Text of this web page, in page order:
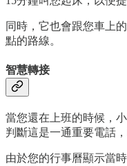
同時，它也會跟您車上
點的路線。
智慧轉接
當您還在上班的時候，
判斷這是一通重要電話
由於您的行事曆顯示當